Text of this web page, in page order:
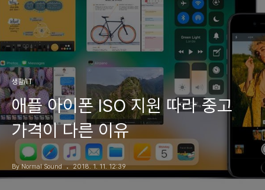
생활/IT
애플 아이폰 ISO 지원 따라 중고
가격이 다른 이유
By Normal Sound 2018. 1. 11. 12:39